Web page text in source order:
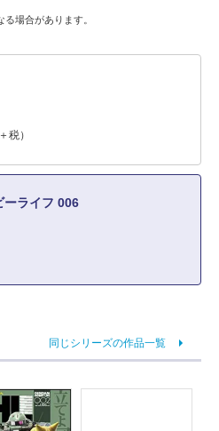
場合があります。
税）
ーライフ 006
同じシリーズの作品一覧